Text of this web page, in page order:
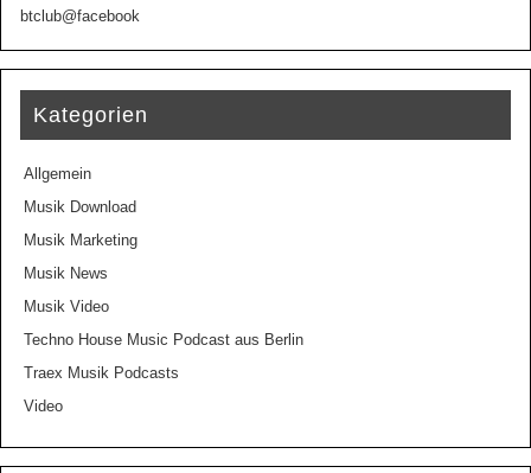
btclub@facebook
Kategorien
Allgemein
Musik Download
Musik Marketing
Musik News
Musik Video
Techno House Music Podcast aus Berlin
Traex Musik Podcasts
Video